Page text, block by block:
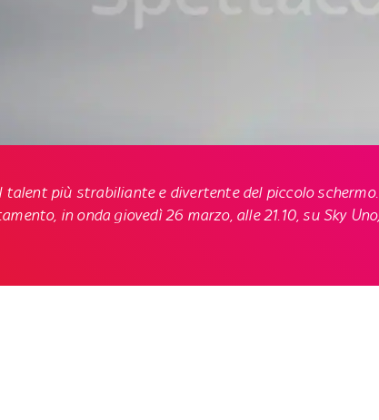
talent più strabiliante e divertente del piccolo schermo.
in onda giovedì 26 marzo, alle 21.10, su Sky Uno,